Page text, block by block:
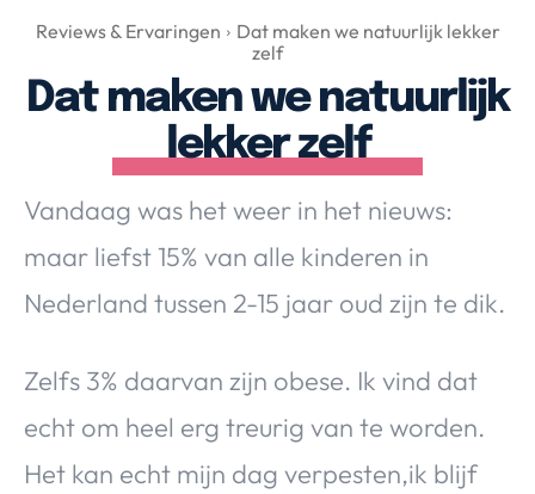
Over Valerie
De Top 5
Contact
VALERIE'S CHOICE
Food & Drinks Health & Beauty
Huis & Tuin
Lifestyle
Reviews & Ervaringen
Dat maken we natuurlijk lekker
zelf
Dat maken we natuurlijk
lekker zelf
Vandaag was het weer in het nieuws:
maar liefst 15% van alle kinderen in
Nederland tussen 2-15 jaar oud zijn te dik.
Zelfs 3% daarvan zijn obese. Ik vind dat
echt om heel erg treurig van te worden.
Het kan echt mijn dag verpesten,ik blijf